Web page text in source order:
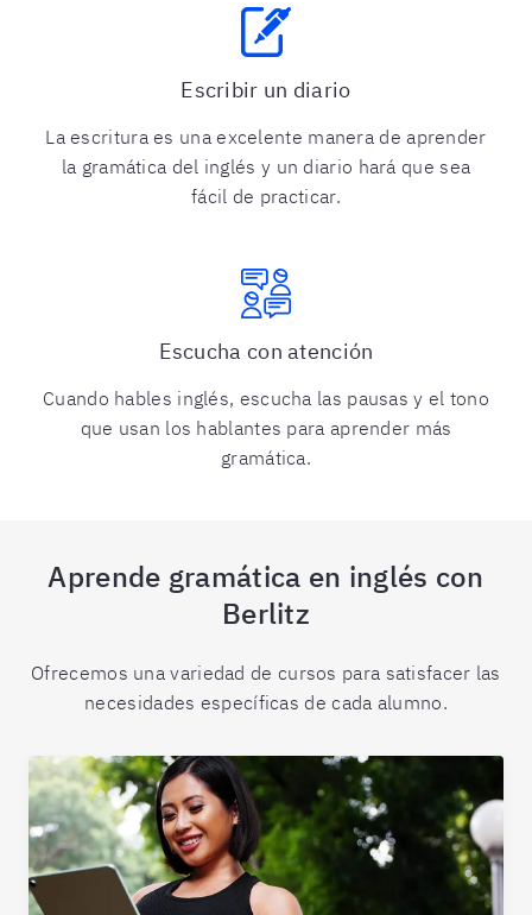
Escribir un diario
La escritura es una excelente manera de aprender
la gramática del inglés y un diario hará que sea
fácil de practicar.
Escucha con atención
Cuando hables inglés, escucha las pausas y el tono
que usan los hablantes para aprender más
gramática.
Aprende gramática en inglés con
Berlitz
Ofrecemos una variedad de cursos para satisfacer las
necesidades específicas de cada alumno.